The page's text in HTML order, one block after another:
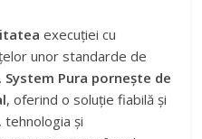
execuției cu
unor standarde de
System Pura pornește de
, oferind o soluție fiabilă și
tehnologia și